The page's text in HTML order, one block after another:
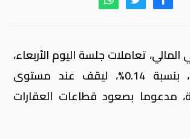
تعاملات جلسة اليوم الأربعاء،
بارتفاع طفيف، بنسبة 0.14%، ليقف عند مستوى
نقطة، مدعوما بصعود قطاعات العقارات